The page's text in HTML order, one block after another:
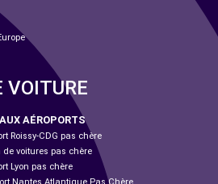
VOITURE
AÉROPORTS
Roissy-CDG pas chère
de voitures pas chère
Lyon pas chère
Nantes Atlantique Pas Chère